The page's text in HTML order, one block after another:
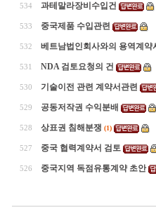
534 과테말라장비수입건
533 중국제품 수입관련
532 베트남법인회사와의 용역계약
531 NDA 검토요청의 건
530 기술이전 관련 계약서관련
529 공동저작권 수익분배
528 상표권 침해분쟁 (1)
527 중국 협력계약서 검토
526 중국지역 독점유통계약 초안